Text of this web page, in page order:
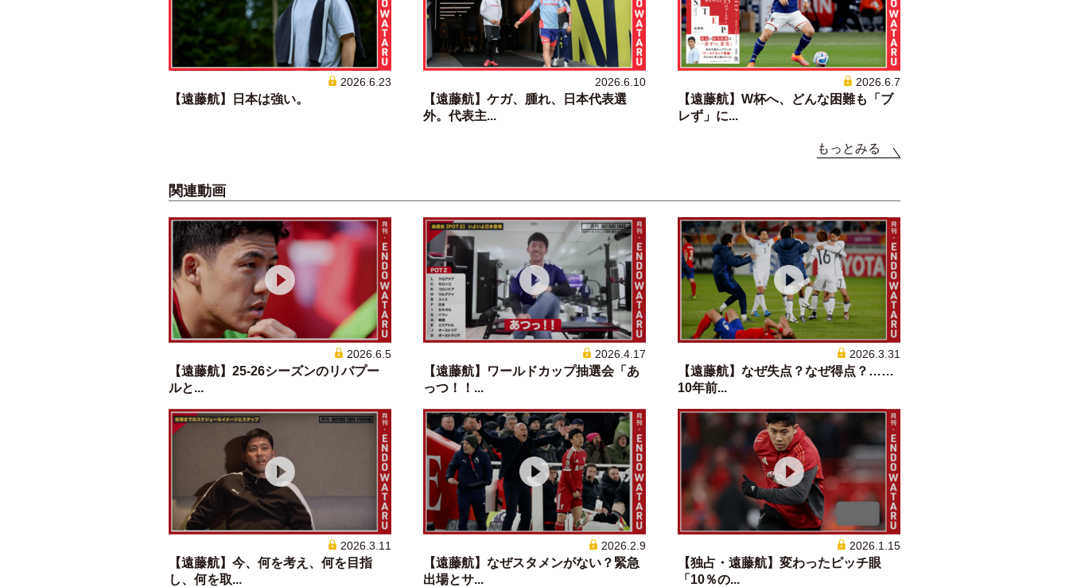
2026.6.23
【遠藤航】日本は強い。
2026.6.10
【遠藤航】ケガ、腫れ、日本代表選
外。代表主...
2026.6.7
【遠藤航】W杯へ、どんな困難も「ブ
レず」に...
もっとみる
関連動画
2026.6.5
【遠藤航】25-26シーズンのリバプー
ルと...
2026.4.17
【遠藤航】ワールドカップ抽選会「あ
っつ！！...
2026.3.31
【遠藤航】なぜ失点？なぜ得点？……
10年前...
2026.3.11
【遠藤航】今、何を考え、何を目指
し、何を取...
2026.2.9
【遠藤航】なぜスタメンがない？緊急
出場とサ...
2026.1.15
【独占・遠藤航】変わったピッチ眼
「10％の...